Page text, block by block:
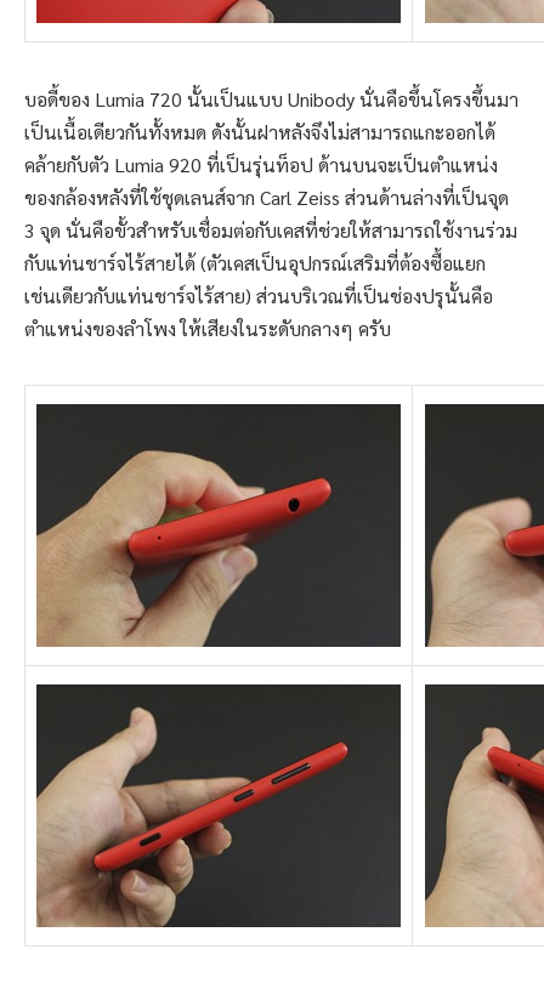
บอดี้ของ Lumia 720 นั้นเป็นแบบ Unibody นั่นคือขึ้นโครงขึ้นมา
เป็นเนื้อเดียวกันทั้งหมด ดังนั้นฝาหลังจึงไม่สามารถแกะออกได้
คล้ายกับตัว Lumia 920 ที่เป็นรุ่นท็อป ด้านบนจะเป็นตำแหน่ง
ของกล้องหลังที่ใช้ชุดเลนส์จาก Carl Zeiss ส่วนด้านล่างที่เป็นจุด
3 จุด นั่นคือขั้วสำหรับเชื่อมต่อกับเคสที่ช่วยให้สามารถใช้งานร่วม
กับแท่นชาร์จไร้สายได้ (ตัวเคสเป็นอุปกรณ์เสริมที่ต้องซื้อแยก
เช่นเดียวกับแท่นชาร์จไร้สาย) ส่วนบริเวณที่เป็นช่องปรุนั้นคือ
ตำแหน่งของลำโพง ให้เสียงในระดับกลางๆ ครับ